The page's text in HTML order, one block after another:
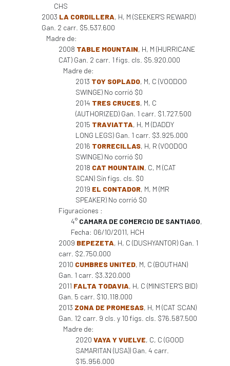
CHS
2003 LA CORDILLERA, H, M (SEEKER'S REWARD)
Gan. 2 carr. $5.537.600
Madre de:
2008 TABLE MOUNTAIN, H, M (HURRICANE
CAT) Gan. 2 carr. 1 figs. cls. $5.920.000
Madre de:
2013 TOY SOPLADO, M, C (VOODOO
SWINGE) No corrió $0
2014 TRES CRUCES, M, C
(AUTHORIZED) Gan. 1 carr. $1.727.500
2015 TRAVIATTA, H, M (DADDY
LONG LEGS) Gan. 1 carr. $3.925.000
2016 TORRECILLAS, H, R (VOODOO
SWINGE) No corrió $0
2018 CAT MOUNTAIN, C, M (CAT
SCAN) Sin figs. cls. $0
2019 EL CONTADOR, M, M (MR
SPEAKER) No corrió $0
Figuraciones :
4° CAMARA DE COMERCIO DE SANTIAGO,
Fecha: 06/10/2011, HCH
2009 BEPEZETA, H, C (DUSHYANTOR) Gan. 1
carr. $2.750.000
2010 CUMBRES UNITED, M, C (BOUTHAN)
Gan. 1 carr. $3.320.000
2011 FALTA TODAVIA, H, C (MINISTER'S BID)
Gan. 5 carr. $10.118.000
2013 ZONA DE PROMESAS, H, M (CAT SCAN)
Gan. 12 carr. 9 cls. y 10 figs. cls. $76.587.500
Madre de:
2020 VAYA Y VUELVE, C, C (GOOD
SAMARITAN (USA)) Gan. 4 carr.
$15.956.000